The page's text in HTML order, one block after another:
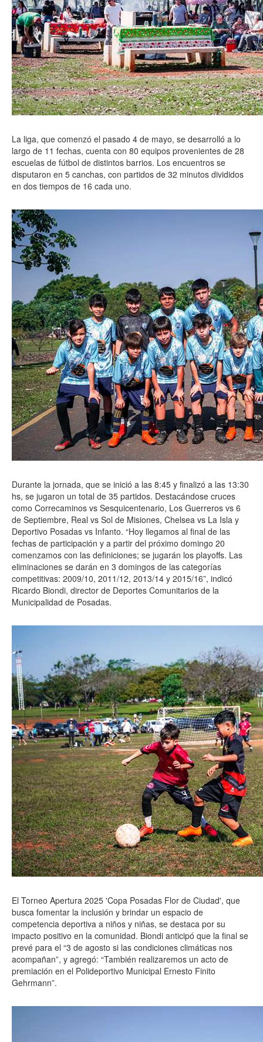
La liga, que comenzó el pasado 4 de mayo, se desarrolló a lo
largo de 11 fechas, cuenta con 80 equipos provenientes de 28
escuelas de fútbol de distintos barrios. Los encuentros se
disputaron en 5 canchas, con partidos de 32 minutos divididos
en dos tiempos de 16 cada uno.
Durante la jornada, que se inició a las 8:45 y finalizó a las 13:30
hs, se jugaron un total de 35 partidos. Destacándose cruces
como Correcaminos vs Sesquicentenario, Los Guerreros vs 6
de Septiembre, Real vs Sol de Misiones, Chelsea vs La Isla y
Deportivo Posadas vs Infanto. “Hoy llegamos al final de las
fechas de participación y a partir del próximo domingo 20
comenzamos con las definiciones; se jugarán los playoffs. Las
eliminaciones se darán en 3 domingos de las categorías
competitivas: 2009/10, 2011/12, 2013/14 y 2015/16”, indicó
Ricardo Biondi, director de Deportes Comunitarios de la
Municipalidad de Posadas.
El Torneo Apertura 2025 'Copa Posadas Flor de Ciudad', que
busca fomentar la inclusión y brindar un espacio de
competencia deportiva a niños y niñas, se destaca por su
impacto positivo en la comunidad. Biondi anticipó que la final se
prevé para el “3 de agosto si las condiciones climáticas nos
acompañan”, y agregó: “También realizaremos un acto de
premiación en el Polideportivo Municipal Ernesto Finito
Gehrmann”.